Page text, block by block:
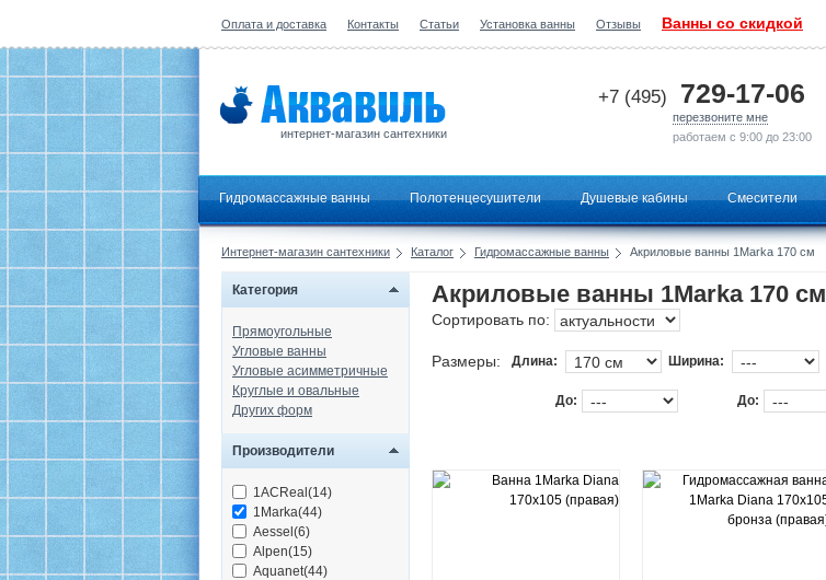
Оплата и доставка Контакты Статьи Установка ванны Отзывы Ванны со скидкой
интернет-магазин сантехники
+7 (495) 729-17-06
перезвоните мне
работаем с 9:00 до 23:00
Гидромассажные ванны Полотенцесушители Душевые кабины Смесители
Интернет-магазин сантехники Каталог Гидромассажные ванны Акриловые ванны 1Marka 170 см
Категория
Прямоугольные
Угловые ванны
Угловые асимметричные
Круглые и овальные
Других форм
Производители
1ACReal(14)
1Marka(44)
Aessel(6)
Alpen(15)
Aquanet(44)
Акриловые ванны 1Marka 170 см
Сортировать по:
Размеры: Длина: Ширина:
До: До: